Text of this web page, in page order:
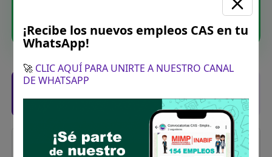
Posiciones solicitadas y links de las
bases
ESPECIALISTA LEGAL II
¡Recibe los nuevos empleos CAS en tu
WhatsApp!
🚀 CLIC AQUÍ PARA UNIRTE A NUESTRO CANAL
DE WHATSAPP